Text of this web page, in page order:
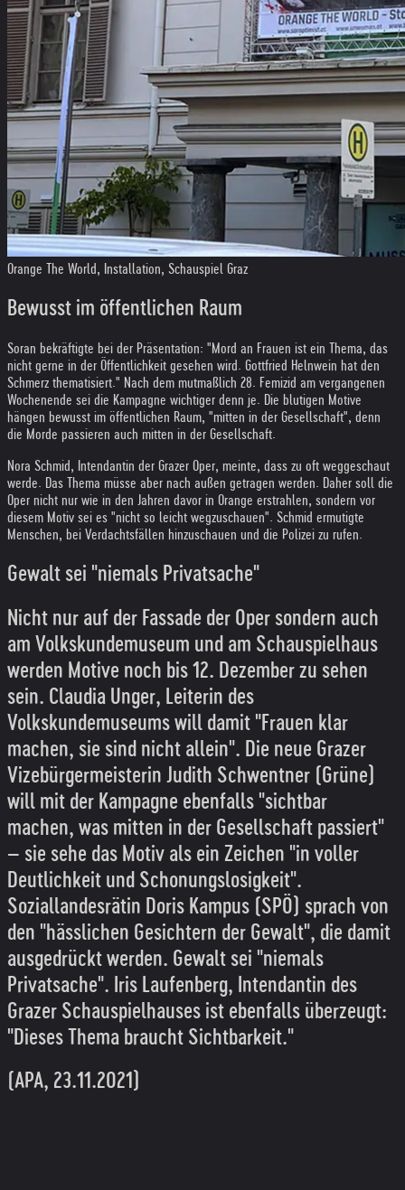
Orange The World, Installation, Schauspiel Graz
Bewusst im öffentlichen Raum
Soran bekräftigte bei der Präsentation: "Mord an Frauen ist ein Thema, das
nicht gerne in der Öffentlichkeit gesehen wird. Gottfried Helnwein hat den
Schmerz thematisiert." Nach dem mutmaßlich 28. Femizid am vergangenen
Wochenende sei die Kampagne wichtiger denn je. Die blutigen Motive
hängen bewusst im öffentlichen Raum, "mitten in der Gesellschaft", denn
die Morde passieren auch mitten in der Gesellschaft.
Nora Schmid, Intendantin der Grazer Oper, meinte, dass zu oft weggeschaut
werde. Das Thema müsse aber nach außen getragen werden. Daher soll die
Oper nicht nur wie in den Jahren davor in Orange erstrahlen, sondern vor
diesem Motiv sei es "nicht so leicht wegzuschauen". Schmid ermutigte
Menschen, bei Verdachtsfällen hinzuschauen und die Polizei zu rufen.
Gewalt sei "niemals Privatsache"
Nicht nur auf der Fassade der Oper sondern auch
am Volkskundemuseum und am Schauspielhaus
werden Motive noch bis 12. Dezember zu sehen
sein. Claudia Unger, Leiterin des
Volkskundemuseums will damit "Frauen klar
machen, sie sind nicht allein". Die neue Grazer
Vizebürgermeisterin Judith Schwentner (Grüne)
will mit der Kampagne ebenfalls "sichtbar
machen, was mitten in der Gesellschaft passiert"
– sie sehe das Motiv als ein Zeichen "in voller
Deutlichkeit und Schonungslosigkeit".
Soziallandesrätin Doris Kampus (SPÖ) sprach von
den "hässlichen Gesichtern der Gewalt", die damit
ausgedrückt werden. Gewalt sei "niemals
Privatsache". Iris Laufenberg, Intendantin des
Grazer Schauspielhauses ist ebenfalls überzeugt:
"Dieses Thema braucht Sichtbarkeit."
(APA, 23.11.2021)